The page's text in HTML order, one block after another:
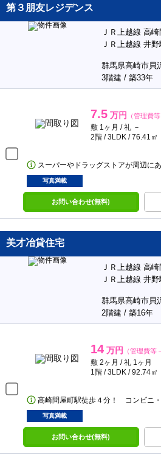
第３朋友レジデンス
ＪＲ上越線 高
ＪＲ上越線 井
群馬県高崎市貝
3階建 / 築33年
7.5 万円 （管理費等
敷 1ヶ月 / 礼 －
2階 / 3LDK / 76.41㎡
スーパーやドラッグストアが周辺に
写真満載
お問い合わせ(無料)
美才冶貸住宅
ＪＲ上越線 高
ＪＲ上越線 井
群馬県高崎市貝
2階建 / 築16年
14 万円 （管理費等
敷 2ヶ月 / 礼 1ヶ月
1階 / 3LDK / 92.74㎡
高崎問屋町駅徒歩４分！ コンビニ・
写真満載
お問い合わせ(無料)